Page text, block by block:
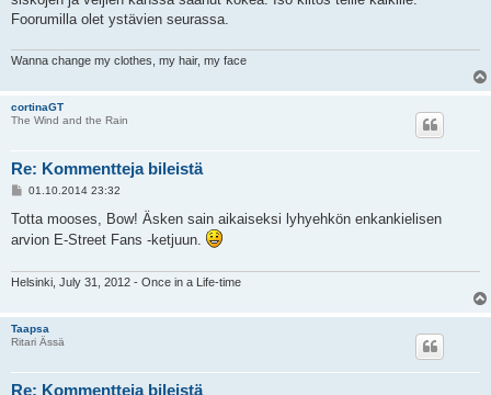
Foorumilla olet ystävien seurassa.
Wanna change my clothes, my hair, my face
cortinaGT
The Wind and the Rain
Re: Kommentteja bileistä
V
e
t
01.10.2014 23:32
Totta mooses, Bow! Äsken sain aikaiseksi lyhyehkön enkankielisen
arvion E-Street Fans -ketjuun.
Helsinki, July 31, 2012 - Once in a Life-time
Taapsa
Ritari Ässä
Re: Kommentteja bileistä